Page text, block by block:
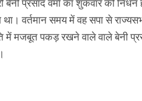
प्रसाद वर्मा का शुकवार को निधन
वर्तमान समय में वह सपा से
मजबूत पकड़ रखने वाले वाले बेनी